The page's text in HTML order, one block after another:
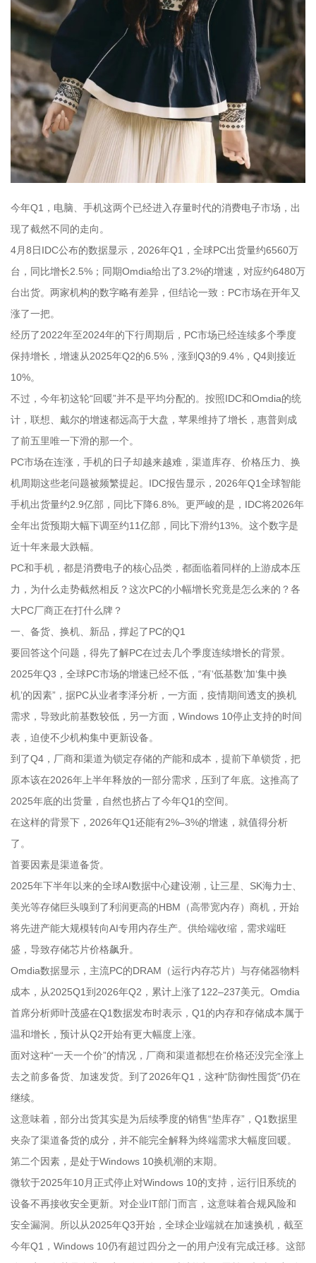
今年Q1，电脑、手机这两个已经进入存量时代的消费电子市场，出
现了截然不同的走向。
4月8日IDC公布的数据显示，2026年Q1，全球PC出货量约6560万
台，同比增长2.5%；同期Omdia给出了3.2%的增速，对应约6480万
台出货。两家机构的数字略有差异，但结论一致：PC市场在开年又
涨了一把。
经历了2022年至2024年的下行周期后，PC市场已经连续多个季度
保持增长，增速从2025年Q2的6.5%，涨到Q3的9.4%，Q4则接近
10%。
不过，今年初这轮“回暖”并不是平均分配的。按照IDC和Omdia的统
计，联想、戴尔的增速都远高于大盘，苹果维持了增长，惠普则成
了前五里唯一下滑的那一个。
PC市场在连涨，手机的日子却越来越难，渠道库存、价格压力、换
机周期这些老问题被频繁提起。IDC报告显示，2026年Q1全球智能
手机出货量约2.9亿部，同比下降6.8%。更严峻的是，IDC将2026年
全年出货预期大幅下调至约11亿部，同比下滑约13%。这个数字是
近十年来最大跌幅。
PC和手机，都是消费电子的核心品类，都面临着同样的上游成本压
力，为什么走势截然相反？这次PC的小幅增长究竟是怎么来的？各
大PC厂商正在打什么牌？
一、备货、换机、新品，撑起了PC的Q1
要回答这个问题，得先了解PC在过去几个季度连续增长的背景。
2025年Q3，全球PC市场的增速已经不低，“有‘低基数’加‘集中换
机’的因素”，据PC从业者李泽分析，一方面，疫情期间透支的换机
需求，导致此前基数较低，另一方面，Windows 10停止支持的时间
表，迫使不少机构集中更新设备。
到了Q4，厂商和渠道为锁定存储的产能和成本，提前下单锁货，把
原本该在2026年上半年释放的一部分需求，压到了年底。这推高了
2025年底的出货量，自然也挤占了今年Q1的空间。
在这样的背景下，2026年Q1还能有2%–3%的增速，就值得分析
了。
首要因素是渠道备货。
2025年下半年以来的全球AI数据中心建设潮，让三星、SK海力士、
美光等存储巨头嗅到了利润更高的HBM（高带宽内存）商机，开始
将先进产能大规模转向AI专用内存生产。供给端收缩，需求端旺
盛，导致存储芯片价格飙升。
Omdia数据显示，主流PC的DRAM（运行内存芯片）与存储器物料
成本，从2025Q1到2026年Q2，累计上涨了122–237美元。Omdia
首席分析师叶茂盛在Q1数据发布时表示，Q1的内存和存储成本属于
温和增长，预计从Q2开始有更大幅度上涨。
面对这种“一天一个价”的情况，厂商和渠道都想在价格还没完全涨上
去之前多备货、加速发货。到了2026年Q1，这种“防御性囤货”仍在
继续。
这意味着，部分出货其实是为后续季度的销售“垫库存”，Q1数据里
夹杂了渠道备货的成分，并不能完全解释为终端需求大幅度回暖。
第二个因素，是处于Windows 10换机潮的末期。
微软于2025年10月正式停止对Windows 10的支持，运行旧系统的
设备不再接收安全更新。对企业IT部门而言，这意味着合规风险和
安全漏洞。所以从2025年Q3开始，全球企业端就在加速换机，截至
今年Q1，Windows 10仍有超过四分之一的用户没有完成迁移。这部